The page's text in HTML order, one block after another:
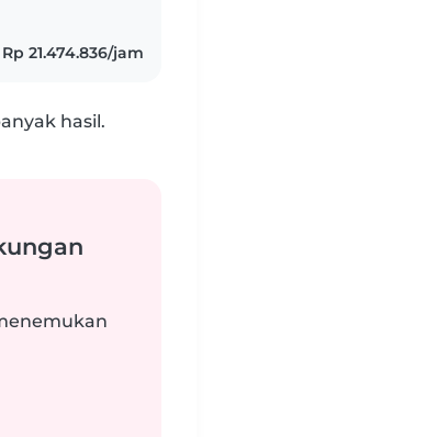
Rp 21.474.836/jam
hasil.